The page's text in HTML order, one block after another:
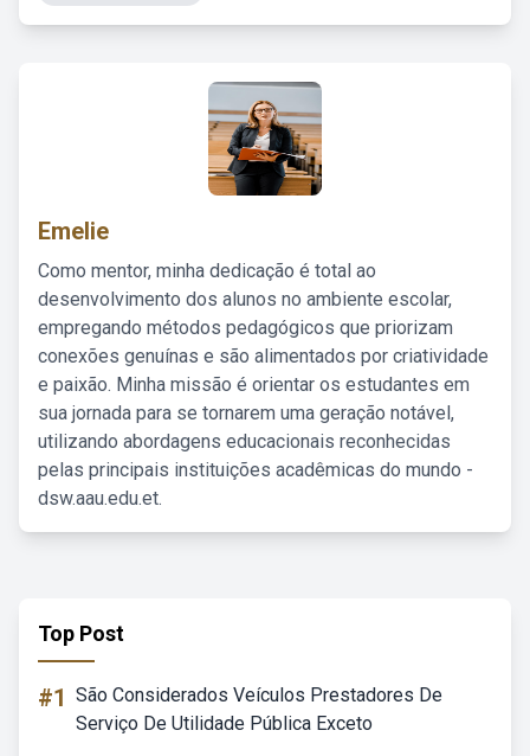
Emelie
Como mentor, minha dedicação é total ao
desenvolvimento dos alunos no ambiente escolar,
empregando métodos pedagógicos que priorizam
conexões genuínas e são alimentados por criatividade
e paixão. Minha missão é orientar os estudantes em
sua jornada para se tornarem uma geração notável,
utilizando abordagens educacionais reconhecidas
pelas principais instituições acadêmicas do mundo -
dsw.aau.edu.et.
Top Post
#1 São Considerados Veículos Prestadores De
Serviço De Utilidade Pública Exceto